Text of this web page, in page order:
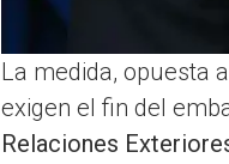
La medida, opuesta
exigen el fin del
Relaciones